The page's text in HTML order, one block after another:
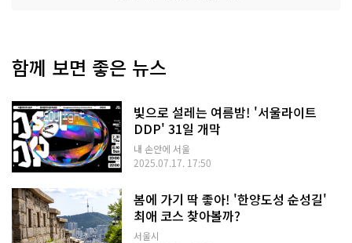
함께 보면 좋은 뉴스
빛으로 설레는 여름밤! '서울라이트
DDP' 31일 개막
내 손안에 서울
2025.07.17. 17:50
봄에 가기 딱 좋아! '한양도성 순성길'
최애 코스 찾아볼까?
서울시